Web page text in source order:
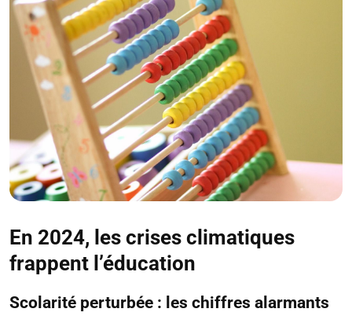
En 2024, les crises climatiques
frappent l’éducation
Scolarité perturbée : les chiffres alarmants